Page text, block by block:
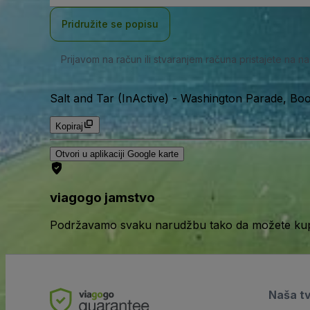
Pridružite se popisu
Prijavom na račun ili stvaranjem računa pristajete na
Salt and Tar (InActive) - Washington Parade,
Kopiraj
Otvori u aplikaciji Google karte
viagogo jamstvo
Podržavamo svaku narudžbu tako da možete
Naša